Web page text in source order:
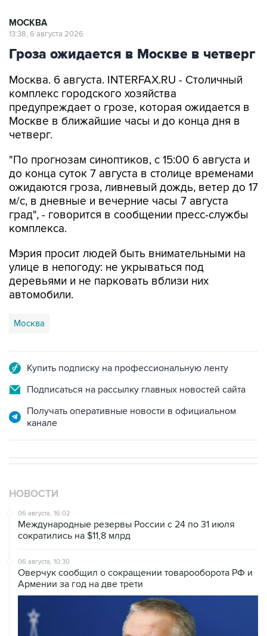
МОСКВА
13:38, 6 августа 2026
Гроза ожидается в Москве в четверг
Москва. 6 августа. INTERFAX.RU - Столичный
комплекс городского хозяйства
предупреждает о грозе, которая ожидается в
Москве в ближайшие часы и до конца дня в
четверг.
"По прогнозам синоптиков, с 15:00 6 августа и
до конца суток 7 августа в столице временами
ожидаются гроза, ливневый дождь, ветер до 17
м/с, в дневные и вечерние часы 7 августа
град", - говорится в сообщении пресс-службы
комплекса.
Мэрия просит людей быть внимательными на
улице в непогоду: не укрываться под
деревьями и не парковать вблизи них
автомобили.
Москва
Купить подписку на профессиональную ленту
Подписаться на рассылку главных новостей сайта
Получать оперативные новости в официальном
канале
НОВОСТИ
06 августа, 16:02
Международные резервы России с 24 по 31 июля
сократились на $11,8 млрд
06 августа, 10:30
Оверчук сообщил о сокращении товарооборота РФ и
Армении за год на две трети